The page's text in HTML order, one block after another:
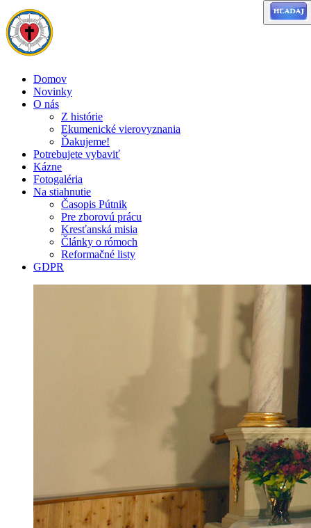
Domov
Novinky
O nás
Z histórie
Ekumenické vierovyznania
Ďakujeme!
Potrebujete vybaviť
Kázne
Fotogaléria
Na stiahnutie
Časopis Pútnik
Pre zborovú prácu
Kresťanská misia
Články o rómoch
Reformačné listy
GDPR